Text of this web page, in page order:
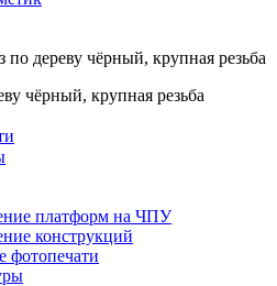
чёрный, крупная резьба
платформ на ЧПУ
конструкций
фотопечати